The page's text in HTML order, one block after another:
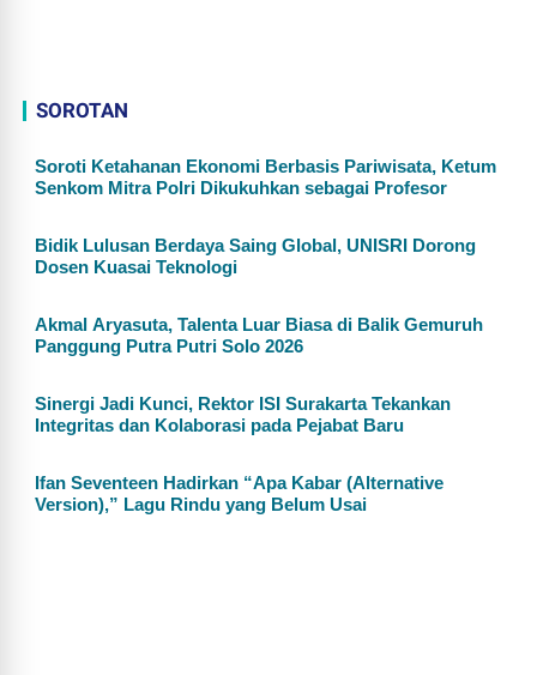
SOROTAN
Soroti Ketahanan Ekonomi Berbasis Pariwisata, Ketum
Senkom Mitra Polri Dikukuhkan sebagai Profesor
Bidik Lulusan Berdaya Saing Global, UNISRI Dorong
Dosen Kuasai Teknologi
Akmal Aryasuta, Talenta Luar Biasa di Balik Gemuruh
Panggung Putra Putri Solo 2026
Sinergi Jadi Kunci, Rektor ISI Surakarta Tekankan
Integritas dan Kolaborasi pada Pejabat Baru
Ifan Seventeen Hadirkan “Apa Kabar (Alternative
Version),” Lagu Rindu yang Belum Usai